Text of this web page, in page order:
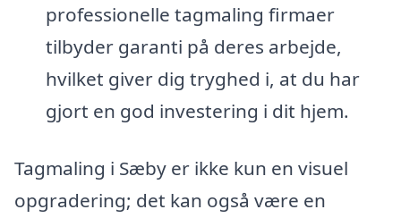
professionelle tagmaling firmaer
tilbyder garanti på deres arbejde,
hvilket giver dig tryghed i, at du har
gjort en god investering i dit hjem.
Tagmaling i Sæby er ikke kun en visuel
opgradering; det kan også være en